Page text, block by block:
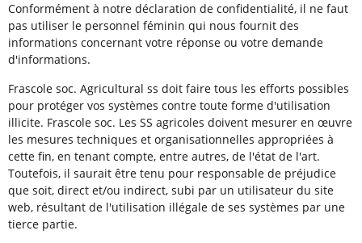
Conformément à notre déclaration de confidentialité, il ne faut
pas utiliser le personnel féminin qui nous fournit des
informations concernant votre réponse ou votre demande
d'informations.
Frascole soc. Agricultural ss doit faire tous les efforts possibles
pour protéger vos systèmes contre toute forme d'utilisation
illicite. Frascole soc. Les SS agricoles doivent mesurer en œuvre
les mesures techniques et organisationnelles appropriées à
cette fin, en tenant compte, entre autres, de l'état de l'art.
Toutefois, il saurait être tenu pour responsable de préjudice
que soit, direct et/ou indirect, subi par un utilisateur du site
web, résultant de l'utilisation illégale de ses systèmes par une
tierce partie.